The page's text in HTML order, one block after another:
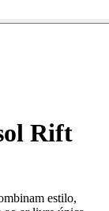
Rift
estilo,